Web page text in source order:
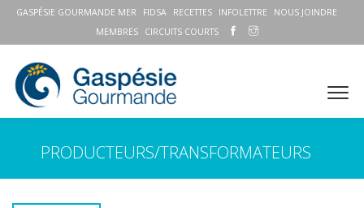
GASPÉSIE GOURMANDE MER FIDSA RECETTES INFOLETTRE
NOUS JOINDRE
MEMBRES
CIRCUITS COURTS
PRODUCTEURS/TRANSFORMATEURS